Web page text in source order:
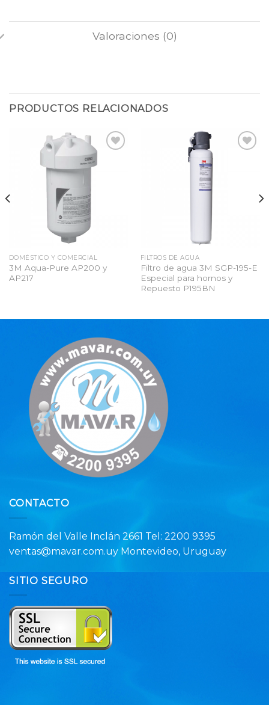
Valoraciones (0)
PRODUCTOS RELACIONADOS
DOMÉSTICO Y COMERCIAL
3M Aqua-Pure AP200 y
AP217
FILTROS DE AGUA
Filtro de agua 3M SGP-195-E
Especial para hornos y
Repuesto P195BN
CONTACTO
Ramón del Valle Inclán 2661 Tel: 2200 9395
ventas@mavar.com.uy Montevideo, Uruguay
SITIO SEGURO